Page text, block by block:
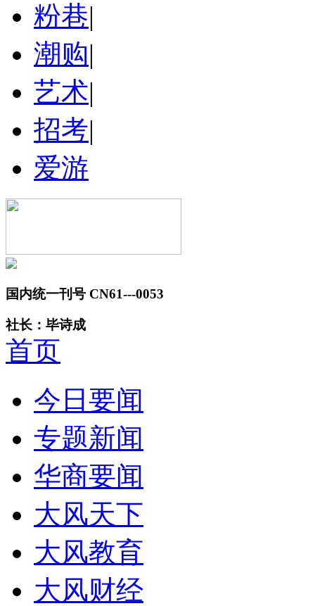
粉巷|
潮购|
艺术|
招考|
爱游
国内统一刊号 CN61---0053
社长：毕诗成
首页
今日要闻
专题新闻
华商要闻
大风天下
大风教育
大风财经